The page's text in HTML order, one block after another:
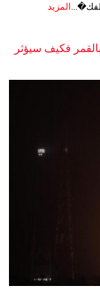
المزيد
فكيف سيؤثر